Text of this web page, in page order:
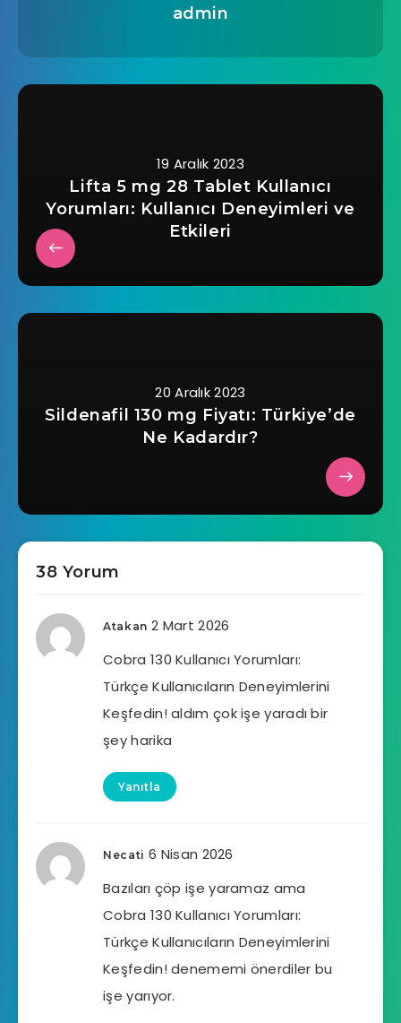
admin
19 Aralık 2023
Lifta 5 mg 28 Tablet Kullanıcı
Yorumları: Kullanıcı Deneyimleri ve
Etkileri
20 Aralık 2023
Sildenafil 130 mg Fiyatı: Türkiye’de
Ne Kadardır?
38 Yorum
Atakan 2 Mart 2026
Cobra 130 Kullanıcı Yorumları:
Türkçe Kullanıcıların Deneyimlerini
Keşfedin! aldım çok işe yaradı bir
şey harika
Yanıtla
Necati 6 Nisan 2026
Bazıları çöp işe yaramaz ama
Cobra 130 Kullanıcı Yorumları:
Türkçe Kullanıcıların Deneyimlerini
Keşfedin! denememi önerdiler bu
işe yarıyor.